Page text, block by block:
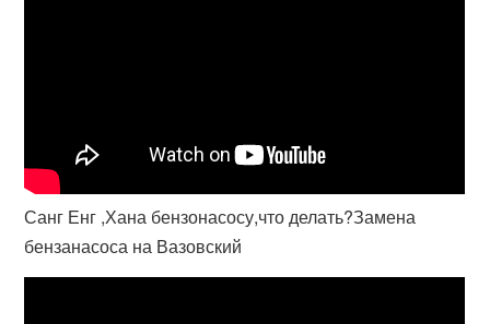
Санг Енг ,Хана бензонасосу,что делать?Замена
бензанасоса на Вазовский